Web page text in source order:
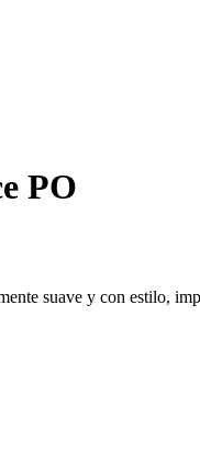
PO
suave y con estilo,